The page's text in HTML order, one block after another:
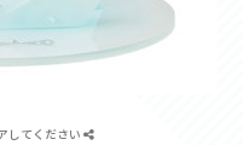
してください